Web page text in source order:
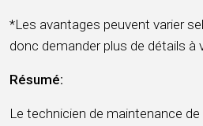
*Les avantages peuvent varier
donc demander plus de détails à
Résumé:
Le technicien de maintenance